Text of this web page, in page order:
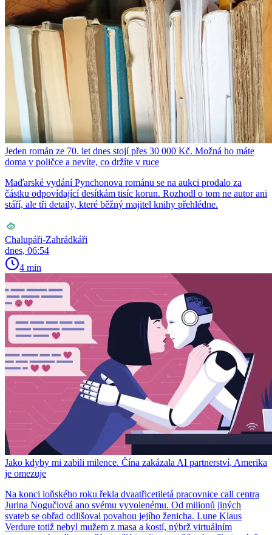
Jeden román ze 70. let dnes stojí přes 30 000 Kč. Možná ho máte
doma v poličce a nevíte, co držíte v ruce
Maďarské vydání Pynchonova románu se na aukci prodalo za
částku odpovídající desítkám tisíc korun. Rozhodl o tom ne autor ani
stáří, ale tři detaily, které běžný majitel knihy přehlédne.
Chalupáři-Zahrádkáři
dnes, 06:54
4 min
Jako kdyby mi zabili milence. Čína zakázala AI partnerství, Amerika
je omezuje
Na konci loňského roku řekla dvaatřicetiletá pracovnice call centra
Jurina Nogučiová ano svému vyvolenému. Od milionů jiných
svateb se obřad odlišoval povahou jejího ženicha. Lune Klaus
Verdure totiž nebyl mužem z masa a kostí, nýbrž virtuálním